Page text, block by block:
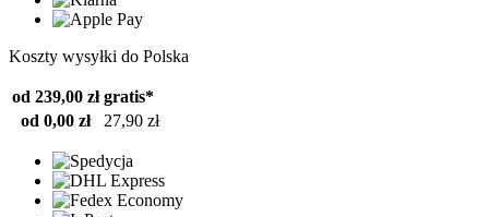
Koszty wysyłki do Polska
od 239,00 zł gratis*
od 0,00 zł
27,90 zł